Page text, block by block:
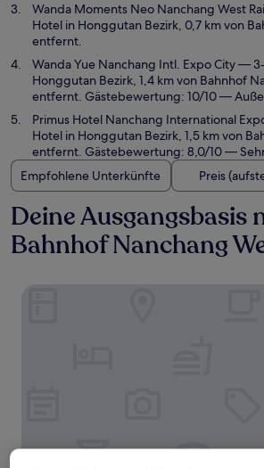
Wanda Moments Neo Nanchang West
Hotel in Honggutan Bezirk, 0,7 km von
entfernt.
Wanda Yue Nanchang Intl. Expo City—
Honggutan Bezirk, 1,4 km von Bahnhof
entfernt. Gästebewertung: 10/10 —
Primus Hotel Nanchang International
Hotel in Honggutan Bezirk, 1,5 km von
entfernt. Gästebewertung: 8,0/10 —
Empfohlene Unterkünfte
Preis
Deine Ausgangsbasis
Bahnhof Nanchang
Holiday Inn Express Nanchang West